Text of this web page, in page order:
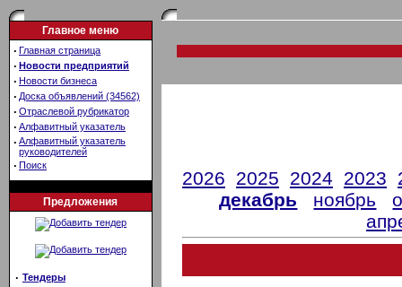
Главное меню
· Главная страница
· Новости предприятий
· Новости бизнеса
· Доска объявлений (34562)
· Отраслевой рубрикатор
· Алфавитный указатель
· Алфавитный указатель
руководителей
· Поиск
Предложения
· Тендеры
2026 2025 2024 2023
декабрь
ноябрь